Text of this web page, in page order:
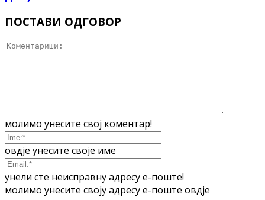
ПОСТАВИ ОДГОВОР
молимо унесите свој коментар!
овдје унесите своје име
унели сте неисправну адресу е-поште!
молимо унесите своју адресу е-поште овдје